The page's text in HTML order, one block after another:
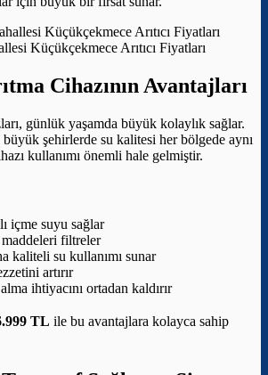
Küçükçekmece Arıtıcı Fiyatları
Cihazının Avantajları
günlük yaşamda büyük kolaylık sağlar.
şehirlerde su kalitesi her bölgede aynı
kullanımı önemli hale gelmiştir.
içme suyu sağlar
filtreler
kaliteli su kullanımı sunar
artırır
ihtiyacını ortadan kaldırır
TL ile bu avantajlara kolayca sahip